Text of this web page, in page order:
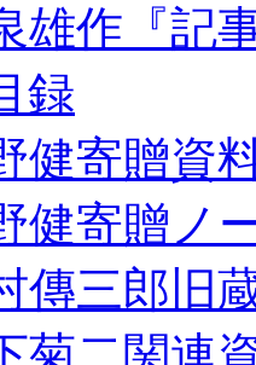
雄作『記事
録
健寄贈資
健寄贈ノ
傳三郎旧
菊二関連